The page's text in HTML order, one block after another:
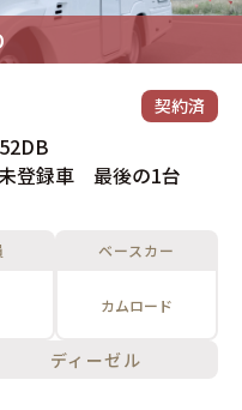
契約済
登録車 最後の1台
ベースカー
カムロード
ディーゼル